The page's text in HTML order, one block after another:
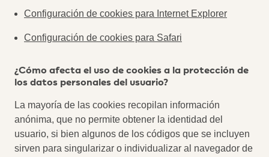
Configuración de cookies para Internet Explorer
Configuración de cookies para Safari
¿Cómo afecta el uso de cookies a la protección de
los datos personales del usuario?
La mayoría de las cookies recopilan información
anónima, que no permite obtener la identidad del
usuario, si bien algunos de los códigos que se incluyen
sirven para singularizar o individualizar al navegador de